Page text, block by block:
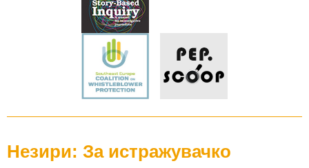
Незири: За истражувачко